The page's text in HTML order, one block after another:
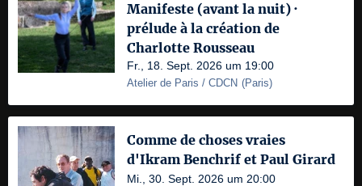
Manifeste (avant la nuit) ·
prélude à la création de
Charlotte Rousseau
Fr., 18. Sept. 2026 um 19:00
Atelier de Paris / CDCN (Paris)
Comme de choses vraies
d'Ikram Benchrif et Paul Girard
Mi., 30. Sept. 2026 um 20:00